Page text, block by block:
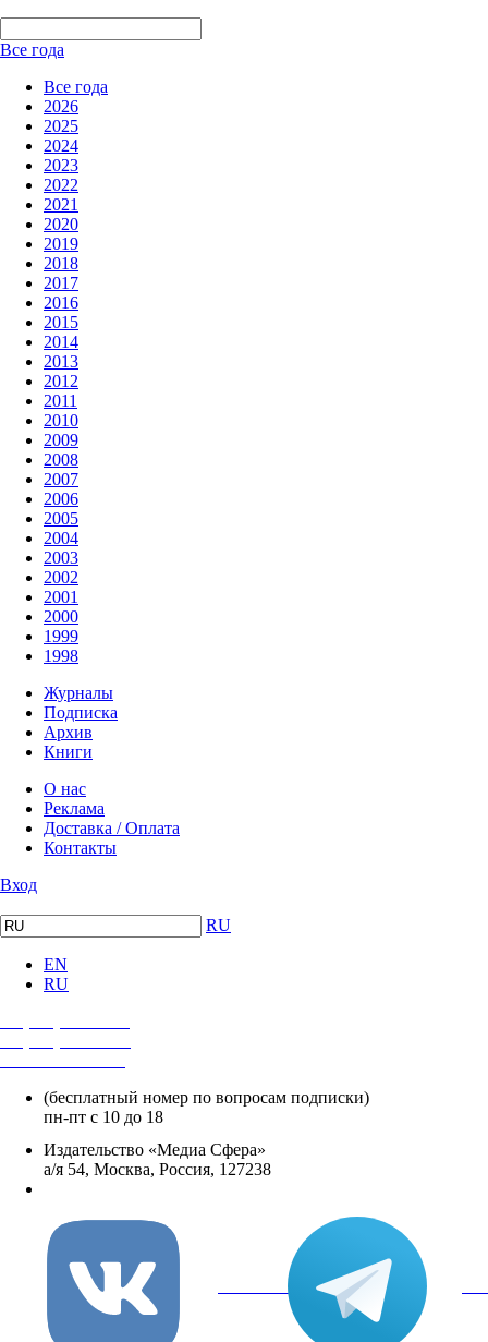
Все года
Все года
2026
2025
2024
2023
2022
2021
2020
2019
2018
2017
2016
2015
2014
2013
2012
2011
2010
2009
2008
2007
2006
2005
2004
2003
2002
2001
2000
1999
1998
Журналы
Подписка
Архив
Книги
О нас
Реклама
Доставка / Оплата
Контакты
Вход
RU
EN
RU
(бесплатный номер по вопросам подписки)
пн-пт с 10 до 18
Издательство «Медиа Сфера»
а/я 54, Москва, Россия, 127238
вКонтакте